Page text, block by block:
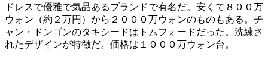
ドレスで優雅で気品あるブランドで有名だ。安くて８００万
ウォン（約２万円）から２０００万ウォンのものもある。チ
ャン・ドンゴンのタキシードはトムフォードだった。洗練さ
れたデザインが特徴だ。価格は１０００万ウォン台。